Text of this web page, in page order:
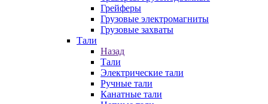
Грейферы
Грузовые электромагниты
Грузовые захваты
Тали
Назад
Тали
Электрические тали
Ручные тали
Канатные тали